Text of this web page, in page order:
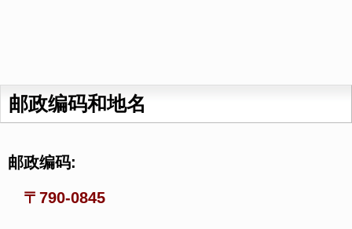
邮政编码和地名
邮政编码:
〒790-0845